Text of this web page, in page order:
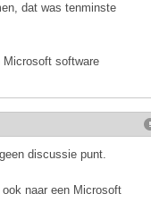
dat was tenminste
Microsoft software
discussie punt.
naar een Microsoft